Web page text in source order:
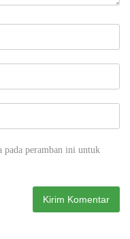
pada peramban ini untuk